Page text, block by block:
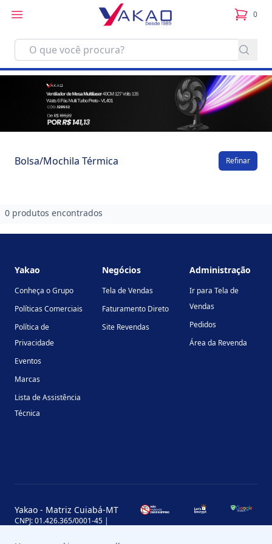
0
itens
Bolsa/Mochila Térmica Refinar
0 produtos encontrados
Yakao
Conheça o Grupo
Políticas Comerciais
Política de
Privacidade
Eventos
Marcas
Lista de Assistência
Técnica
Negócios
Tela de Vendas
Faturamento Direto
Site Revendas
Administração
Ir para Tela de
Vendas
Pedidos
Área da Revenda
Yakao - Matriz Cuiabá-MT
CNPJ: 01.426.365/0001-45 |